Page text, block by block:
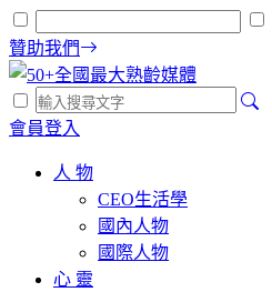
贊助我們
會員登入
人 物
CEO生活學
國內人物
國際人物
心 靈